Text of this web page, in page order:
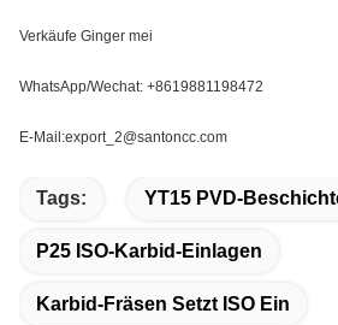
Verkäufe Ginger mei
WhatsApp/Wechat: +8619881198472
E-Mail:export_2@santoncc.com
Tags: YT15 PVD-
P25 ISO-Karbid-Einlagen
Karbid-Fräsen Setzt ISO Ein